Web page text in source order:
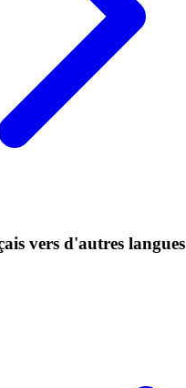
vers d'autres langues